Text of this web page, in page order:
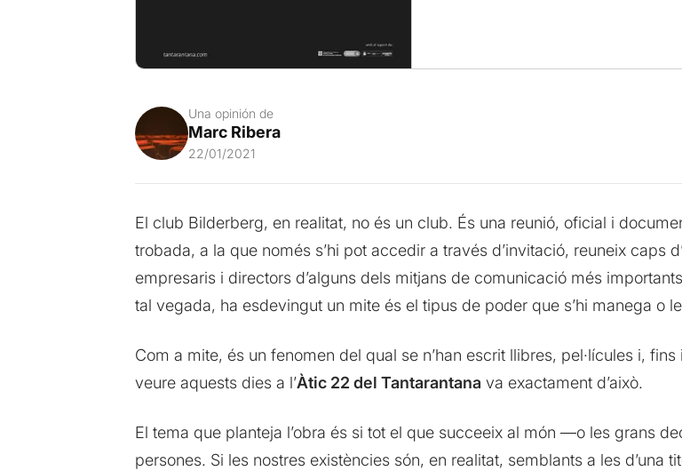
Una opinión de
Marc Ribera
22/01/2021
El club Bilderberg, en realitat, no és un club. És una reunió, oficial i
trobada, a la que només s’hi pot accedir a través d’invitació, reuneix caps
empresaris i directors d’alguns dels mitjans de comunicació més
tal vegada, ha esdevingut un mite és el tipus de poder que s’hi manega o
Com a mite, és un fenomen del qual se n’han escrit llibres, pel·lícules i,
veure aquests dies a l’Àtic 22 del Tantarantana va exactament d’això.
El tema que planteja l’obra és si tot el que succeeix al món —o les grans
persones. Si les nostres existències són, en realitat, semblants a les d’una